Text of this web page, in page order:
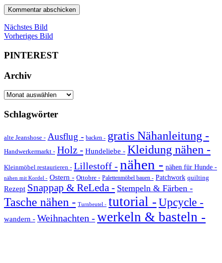
Nächstes Bild
Vorheriges Bild
PINTEREST
Archiv
Archiv
Schlagwörter
alte Jeanshose - Ausflug - backen - gratis Nähanleitung -
Handwerkermarkt - Holz - Hundeliebe - Kleidung nähen -
Kleinmöbel restaurieren - Lillestoff - nähen - nähen für Hunde -
nähen mit Kordel - Ostern - Ottobre - Palettenmöbel bauen - Patchwork quilting
Rezept Snappap & ReLeda - Stempeln & Färben -
Tasche nähen - Turnbeutel - tutorial -Upcycle -
wandern - Weihnachten - werkeln & basteln -